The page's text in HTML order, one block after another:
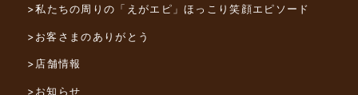
>私たちの周りの「えがエピ」ほっこり笑顔エピソード
>お客さまのありがとう
>店舗情報
>お知らせ